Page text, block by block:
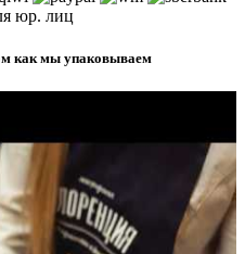
юр. лиц
как мы упаковываем